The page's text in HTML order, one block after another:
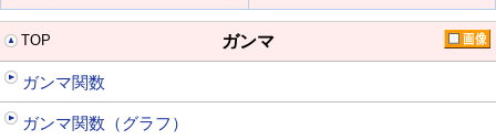
TOP ガンマ
ガンマ関数
ガンマ関数（グラフ）